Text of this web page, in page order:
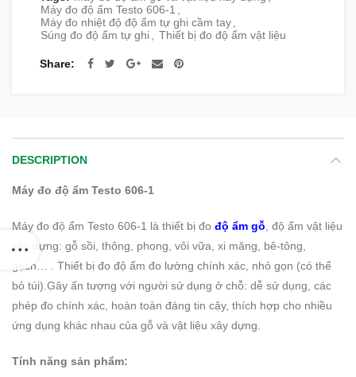
Máy đo độ ẩm Testo 606-1
Máy đo nhiệt độ độ ẩm tự ghi cầm tay
Súng đo độ ẩm tự ghi
Thiết bị đo độ ẩm vật liệu
Share
DESCRIPTION
Máy đo độ ẩm Testo 606-1
Máy đo độ ẩm Testo 606-1 là thiết bị đo độ ẩm gỗ , độ ẩm vật liệu
xây dựng: gỗ sồi, thông, phong, vôi vữa, xi măng, bê-tông,
gạch… . Thiết bị đo độ ẩm đo lường chính xác, nhỏ gọn (có thể
bỏ túi).Gây ấn tượng với người sử dụng ở chỗ: dễ sử dụng, các
phép đo chính xác, hoàn toàn đáng tin cậy, thích hợp cho nhiều
ứng dụng khác nhau của gỗ và vật liệu xây dựng.
Tính năng sản phẩm: